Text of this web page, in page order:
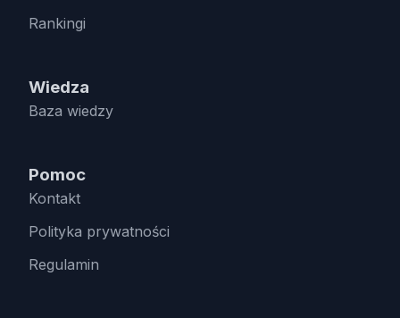
Rankingi
Wiedza
Baza wiedzy
Pomoc
Kontakt
Polityka prywatności
Regulamin